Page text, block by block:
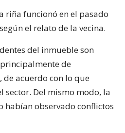
riña funcionó en el pasado
el relato de la vecina.
del inmueble son
de
acuerdo con lo que
sector. Del mismo modo, la
habían observado conflictos